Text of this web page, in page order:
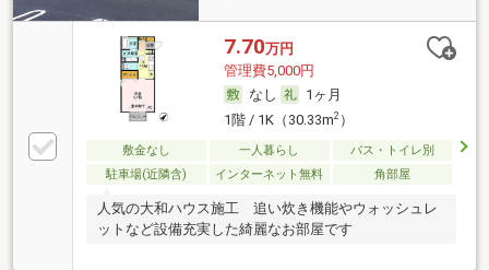
7.70万円
管理費5,000円
なし
1ヶ月
1階 / 1K（30.33m2）
敷金なし 一人暮らし
バス・トイレ別
駐車場(近隣含)
インターネット無料 角部屋
人気の大和ハウス施工 追い炊き機能やウォッシュレ
ットなど設備充実した綺麗なお部屋です